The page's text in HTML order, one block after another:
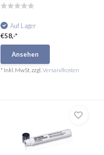
Auf Lager
€58,-*
Ansehen
* Inkl. MwSt. zzgl.Versandkosten